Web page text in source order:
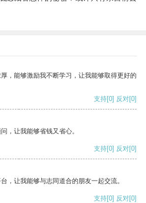
，能够激励我不断学习，让我能够取得更好的
支持[0] 反对[0]
，让我能够省钱又省心。
支持[0] 反对[0]
，让我能够与志同道合的朋友一起交流。
支持[0] 反对[0]